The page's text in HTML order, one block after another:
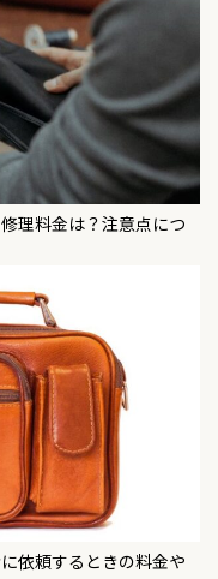
理料金は？注意点につ
依頼するときの料金や